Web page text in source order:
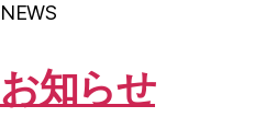
語】
ッ
ト
NEWS
お知らせ